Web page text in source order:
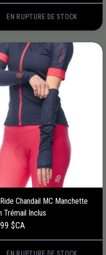
EN RUPTURE DE STOCK
Chandail MC Manchette
Trémail Inclus
$CA